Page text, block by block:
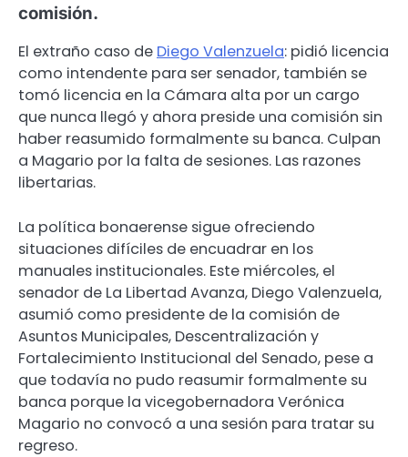
comisión.
El extraño caso de Diego Valenzuela: pidió licencia
como intendente para ser senador, también se
tomó licencia en la Cámara alta por un cargo
que nunca llegó y ahora preside una comisión sin
haber reasumido formalmente su banca. Culpan
a Magario por la falta de sesiones. Las razones
libertarias.
La política bonaerense sigue ofreciendo
situaciones difíciles de encuadrar en los
manuales institucionales. Este miércoles, el
senador de La Libertad Avanza, Diego Valenzuela,
asumió como presidente de la comisión de
Asuntos Municipales, Descentralización y
Fortalecimiento Institucional del Senado, pese a
que todavía no pudo reasumir formalmente su
banca porque la vicegobernadora Verónica
Magario no convocó a una sesión para tratar su
regreso.